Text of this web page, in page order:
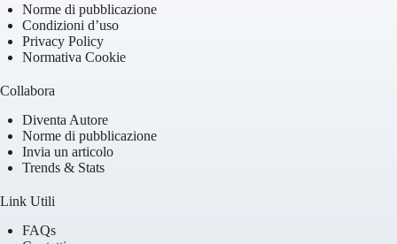
Norme di pubblicazione
Condizioni d’uso
Privacy Policy
Normativa Cookie
Collabora
Diventa Autore
Norme di pubblicazione
Invia un articolo
Trends & Stats
Link Utili
FAQs